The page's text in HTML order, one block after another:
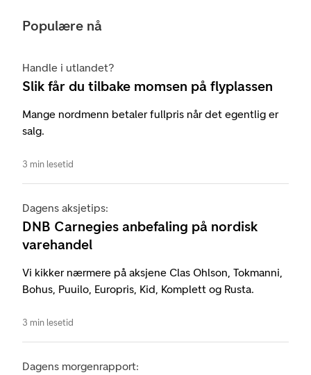
Populære nå
Handle i utlandet?
Slik får du tilbake momsen på flyplassen
Mange nordmenn betaler fullpris når det egentlig er
salg.
3 min lesetid
Dagens aksjetips:
DNB Carnegies anbefaling på nordisk
varehandel
Vi kikker nærmere på aksjene Clas Ohlson, Tokmanni,
Bohus, Puuilo, Europris, Kid, Komplett og Rusta.
3 min lesetid
Dagens morgenrapport: